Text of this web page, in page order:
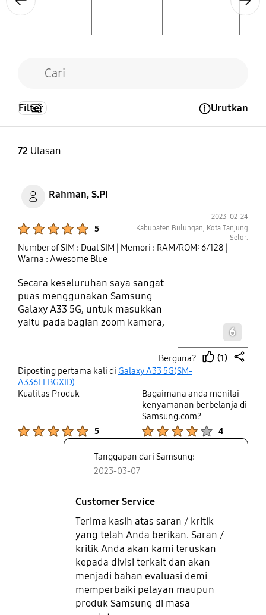
72 Ulasan
Filter Urutkan
Rahman, S.Pi
5
2023-02-24
Kabupaten Bulungan, Kota Tanjung
Selor.
Number of SIM : Dual SIM | Memori : RAM/ROM: 6/128 |
Warna : Awesome Blue
Secara keseluruhan saya sangat
puas menggunakan Samsung
Galaxy A33 5G, untuk masukkan
yaitu pada bagian zoom kamera,
dapat sehingga hasil foto buram.
Mungkin ke depannya dapat
dioptimalkan menggunakan
update software. Terima kasih.
6
Berguna?
(1)
Diposting pertama kali di Galaxy A33 5G(SM-
A336ELBGXID)
Kualitas Produk
5
Bagaimana anda menilai
kenyamanan berbelanja di
Samsung.com?
4
Tanggapan dari Samsung:
2023-03-07
Customer Service
Terima kasih atas saran / kritik
yang telah Anda berikan. Saran /
kritik Anda akan kami teruskan
kepada divisi terkait dan akan
menjadi bahan evaluasi demi
memperbaiki pelayan maupun
produk Samsung di masa